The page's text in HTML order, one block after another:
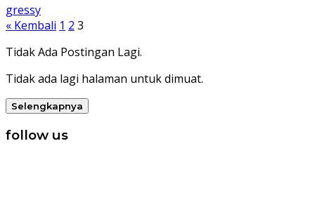
gressy
Paginasi
pos
« Kembali 1 2 3
Tidak Ada Postingan Lagi.
Tidak ada lagi halaman untuk dimuat.
Selengkapnya
follow us